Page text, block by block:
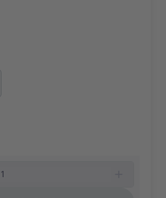
kan du koble til
en USB 2.4GHz-
på alle overflater og
kan du enkelt